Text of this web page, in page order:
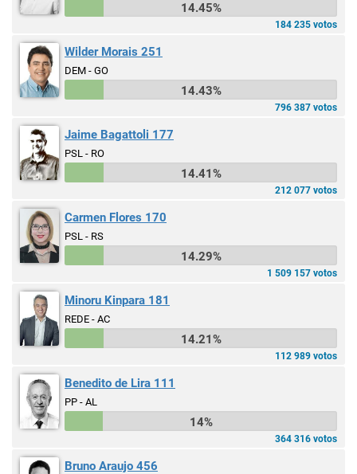
14.45%
184 235 votos
Wilder Morais 251
DEM - GO
14.43%
796 387 votos
Jaime Bagattoli 177
PSL - RO
14.41%
212 077 votos
Carmen Flores 170
PSL - RS
14.29%
1 509 157 votos
Minoru Kinpara 181
REDE - AC
14.21%
112 989 votos
Benedito de Lira 111
PP - AL
14%
364 316 votos
Bruno Araujo 456